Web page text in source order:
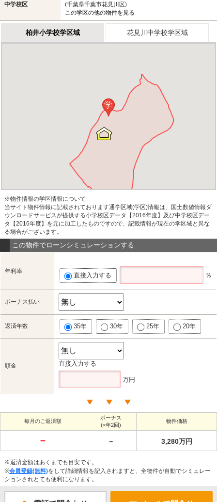
中学校区
(千葉県千葉市花見川区)
この学区の他の物件を見る
柏井小学校学区域 花見川中学校学区域
学
※物件情報の学区情報について
当サイト物件情報に記載されております通学区域(学区)情報は、国土数値情報ダ
ウンロードサービスが提供する小学校区データ【2016年度】及び中学校区デー
タ【2016年度】を元に加工したものですので、記載情報が現在の学区域と異な
る場合がございます。
この物件でローンシミュレーションする
年利率
直接入力する ％
ボーナス払い
返済年数 35年 30年 25年 20年
頭金 直接入力する
万円
毎月のご返済額
ボーナス
(×年2回)
物件価格
－ － 3,280万円
※返済金額はあくまでも目安です。
※会員登録(無料)をして詳細情報を記入されますと、全物件が自動でシミュレー
ションされとても便利になります。